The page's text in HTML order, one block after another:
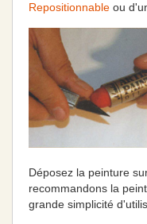
Repositionnable ou
Déposez la peinture
recommandons la
grande simplicité